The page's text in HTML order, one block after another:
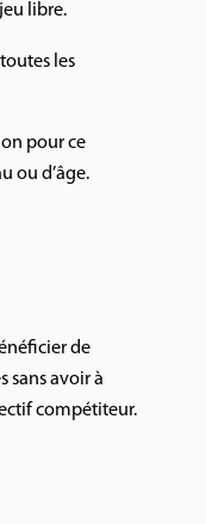
libre.
les
pour ce
ou d’âge.
de
sans avoir à
compétiteur.